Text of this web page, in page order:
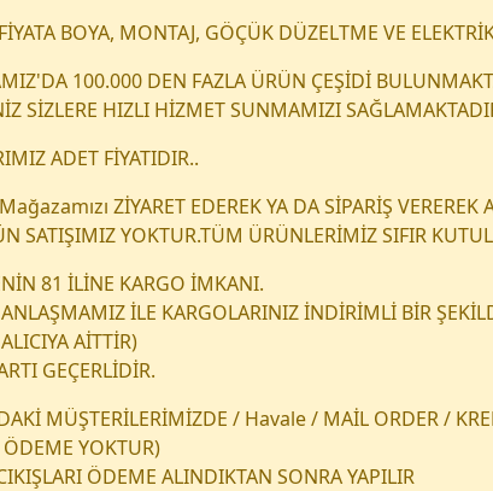
BOYA, MONTAJ, GÖÇÜK DÜZELTME VE
100.000 DEN FAZLA ÜRÜN ÇEŞİDİ
SİZLERE HIZLI HİZMET SUNMAMIZI
ADET FİYATIDIR..
ZİYARET EDEREK YA DA SİPARİŞ VEREREK
SATIŞIMIZ YOKTUR.TÜM ÜRÜNLERİMİZ SIFIR
81 İLİNE KARGO İMKANI.
İLE KARGOLARINIZ İNDİRİMLİ BİR
AİTTİR)
GEÇERLİDİR.
MÜŞTERİLERİMİZDE / Havale / MAİL ORDER /
YOKTUR)
ÖDEME ALINDIKTAN SONRA YAPILIR